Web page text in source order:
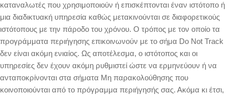
καταναλωτές που χρησιμοποιούν ή επισκέπτονται έναν ιστότοπο ή
μια διαδικτυακή υπηρεσία καθώς μετακινούνται σε διαφορετικούς
ιστότοπους με την πάροδο του χρόνου. Ο τρόπος με τον οποίο τα
προγράμματα περιήγησης επικοινωνούν με το σήμα Do Not Track
δεν είναι ακόμη ενιαίος. Ως αποτέλεσμα, ο ιστότοπος και οι
υπηρεσίες δεν έχουν ακόμη ρυθμιστεί ώστε να ερμηνεύουν ή να
ανταποκρίνονται στα σήματα Μη παρακολούθησης που
κοινοποιούνται από το πρόγραμμα περιήγησής σας. Ακόμα κι έτσι,